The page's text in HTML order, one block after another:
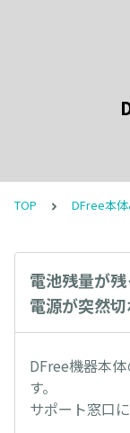
TOP DFree本
電池残量が
電源が突然
DFree機器本
す。
サポート窓口